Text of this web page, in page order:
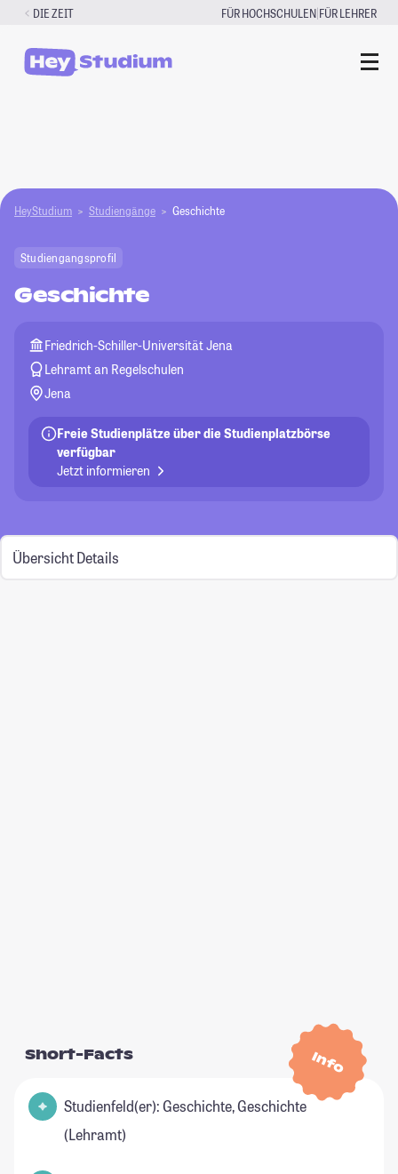
Zum
springen
DIE ZEIT FÜR HOCHSCHULEN|FÜR LEHRER
HeyStudium Studiengänge Geschichte
Studiengangsprofil
Geschichte
Friedrich-Schiller-Universität Jena
Lehramt an Regelschulen
Jena
Freie Studienplätze über die Studienplatzbörse
verfügbar
Jetzt informieren
Übersicht Details
Info
Short-Facts
Studienfeld(er): Geschichte, Geschichte
(Lehramt)